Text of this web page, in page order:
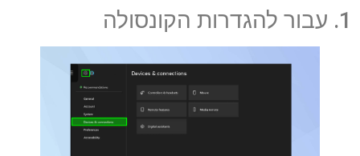
1. עבור להגדרות הקונסולה